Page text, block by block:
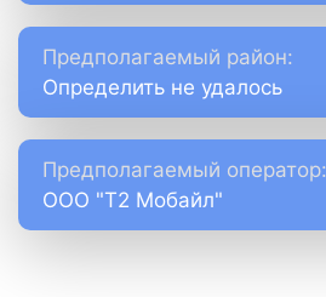
Предполагаемый район:
Определить не удалось
Предполагаемый оператор:
ООО "Т2 Мобайл"